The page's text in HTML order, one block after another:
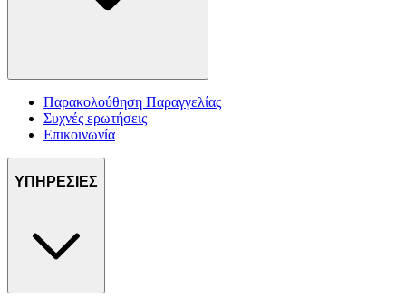
Παρακολούθηση Παραγγελίας
Συχνές ερωτήσεις
Επικοινωνία
ΥΠΗΡΕΣΙΕΣ